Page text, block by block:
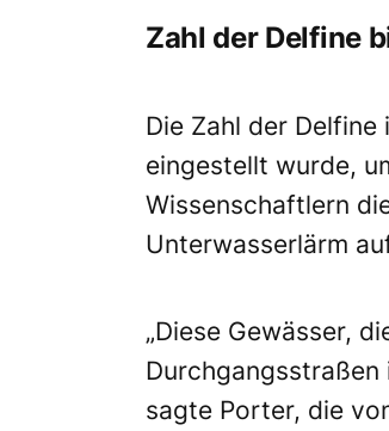
Zahl der Delfine
Die Zahl der
eingestellt wurde,
Wissenschaftlern
Unterwasserlärm
„Diese Gewässer,
Durchgangsstraßen
sagte Porter, die